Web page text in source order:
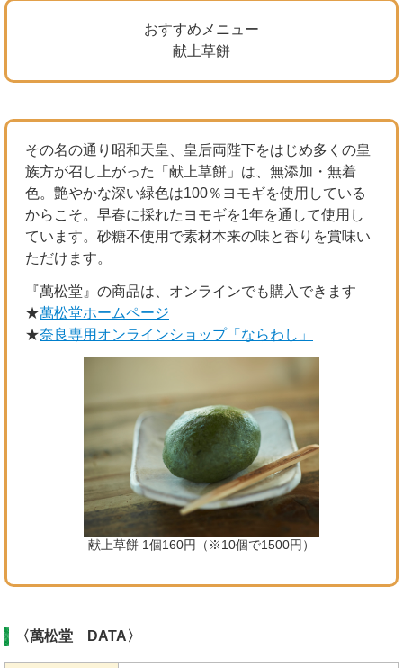
おすすめメニュー
献上草餅
その名の通り昭和天皇、皇后両陛下をはじめ多くの皇
族方が召し上がった「献上草餅」は、無添加・無着
色。艶やかな深い緑色は100％ヨモギを使用している
からこそ。早春に採れたヨモギを1年を通して使用し
ています。砂糖不使用で素材本来の味と香りを賞味い
ただけます。
『萬松堂』の商品は、オンラインでも購入できます
★萬松堂ホームページ
★奈良専用オンラインショップ「ならわし」
献上草餅 1個160円（※10個で1500円）
〈萬松堂 DATA〉